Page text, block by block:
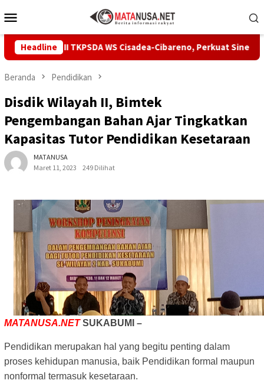
ke
Mobile
Headline
II TKPSDA WS Cisadea-Cibareno, Perkuat Sinergi PSDA
Beranda Pendidikan
Disdik Wilayah II, Bimtek
Pengembangan Bahan Ajar Tingkatkan
Kapasitas Tutor Pendidikan Kesetaraan
MATANUSA
Maret 11, 2023
249 Dilihat
MATANUSA.NETSUKABUMI –
Pendidikan merupakan hal yang begitu penting dalam
proses kehidupan manusia, baik Pendidikan formal maupun
nonformal termasuk kesetaraan.